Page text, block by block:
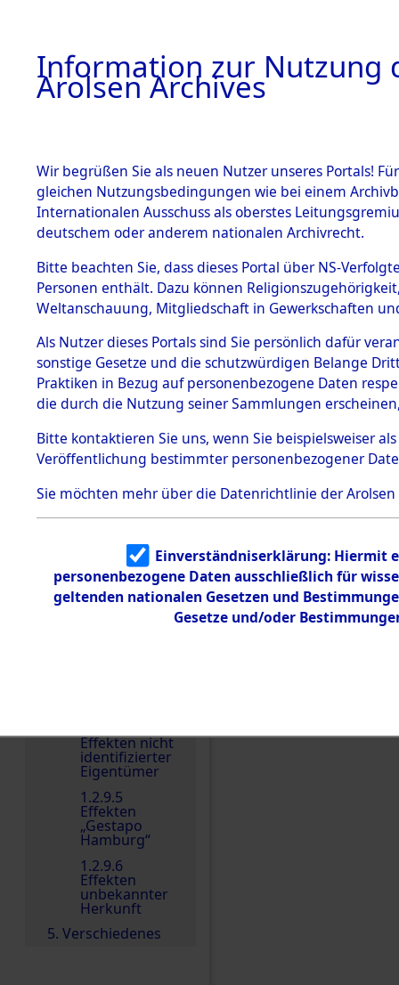
BILD
BESTÄNDE
1.
mente
1.2.9 Beim ITS
verwahrte
Effekten
Effekten aus
dem KZ
Dachau
1.2.9.2
Effekten aus
dem KZ
Bayerisches
Landesentsch
ädigungsamt
Dokument
Effekten nicht
identifizierter
Eigentümer
1.2.9.5
Effekten
„Gestapo
Hamburg“
1.2.9.6
Effekten
unbekannter
Herkunft
5. Verschiedenes
Information zur Nutzung
Arolsen Archives
Wir begrüßen Sie als neuen Nutzer unseres Portals!
gleichen Nutzungsbedingungen wie bei einem
Internationalen Ausschuss als oberstes
deutschem oder anderem nationalen Archivrecht.
Bitte beachten Sie, dass dieses Portal über NS-
Personen enthält. Dazu können
Weltanschauung, Mitgliedschaft in Gewerkschaften
Als Nutzer dieses Portals sind Sie persönlich dafür
sonstige Gesetze und die schutzwürdigen Belange
Praktiken in Bezug auf personenbezogene Daten
die durch die Nutzung seiner Sammlungen
Bitte kontaktieren Sie uns, wenn Sie beispielsweiser
Veröffentlichung bestimmter personenbezogener
Sie möchten mehr über die Datenrichtlinie der Arolsen
Einverständniserklärung: Hiermit
personenbezogene Daten ausschließlich für
geltenden nationalen Gesetzen und
Gesetze und/oder